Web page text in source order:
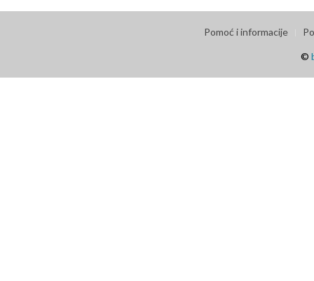
Pomoć i informacije
©